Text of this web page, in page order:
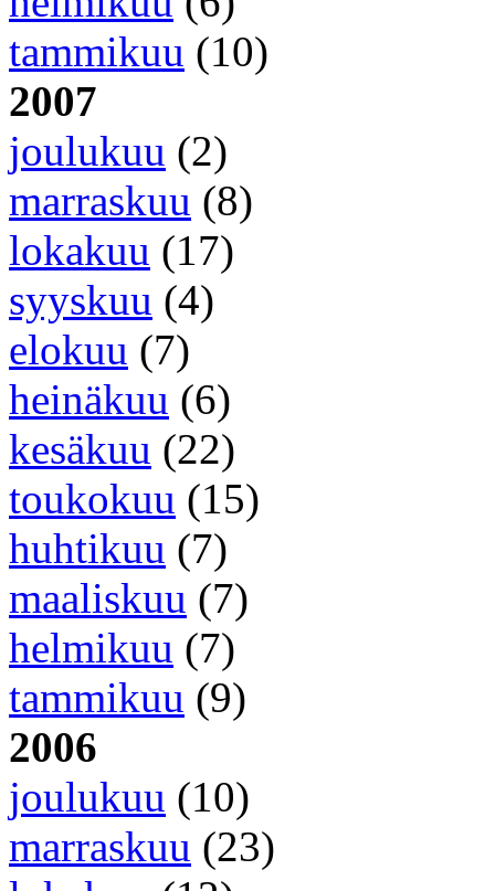
tammikuu (10)
2007
joulukuu (2)
marraskuu (8)
lokakuu (17)
syyskuu (4)
elokuu (7)
heinäkuu (6)
kesäkuu (22)
toukokuu (15)
huhtikuu (7)
maaliskuu (7)
helmikuu (7)
tammikuu (9)
2006
joulukuu (10)
marraskuu (23)